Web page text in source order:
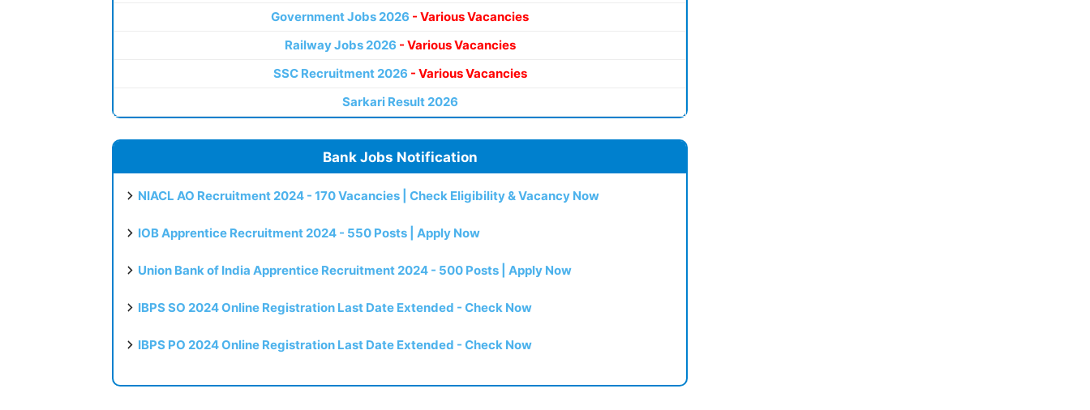
Government Jobs 2026 - Various Vacancies
Railway Jobs 2026 - Various Vacancies
SSC Recruitment 2026 - Various Vacancies
Sarkari Result 2026
Bank Jobs Notification
NIACL AO Recruitment 2024 - 170 Vacancies | Check Eligibility & Vacancy Now
IOB Apprentice Recruitment 2024 - 550 Posts | Apply Now
Union Bank of India Apprentice Recruitment 2024 - 500 Posts | Apply Now
IBPS SO 2024 Online Registration Last Date Extended - Check Now
IBPS PO 2024 Online Registration Last Date Extended - Check Now